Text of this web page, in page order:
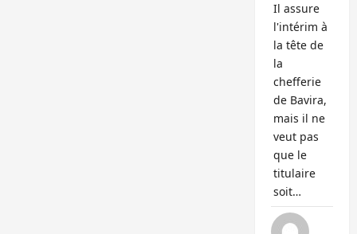
Il assure
l'intérim à
la tête de
la
chefferie
de Bavira,
mais il ne
veut pas
que le
titulaire
soit…